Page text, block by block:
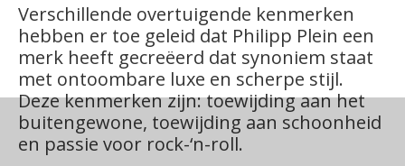
Verschillende overtuigende kenmerken
hebben er toe geleid dat Philipp Plein een
merk heeft gecreëerd dat synoniem staat
met ontoombare luxe en scherpe stijl.
Deze kenmerken zijn: toewijding aan het
buitengewone, toewijding aan schoonheid
en passie voor rock-‘n-roll.